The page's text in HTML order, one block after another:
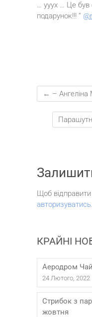
… ууух … Це
подарунок!!! ”
← – Ангеліна
Щоб
авторизуватись.
КРАЙНІ
Аеродром
24 Лютого, 2022
Стрибок з
жовтня